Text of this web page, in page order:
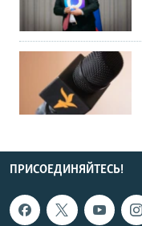
ПРИСОЕДИНЯЙТЕСЬ!